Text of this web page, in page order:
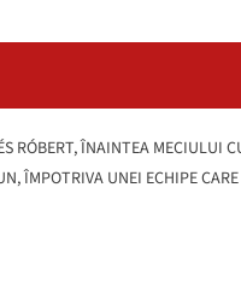
RÓBERT, ÎNAINTEA MECIULUI
ÎMPOTRIVA UNEI ECHIPE